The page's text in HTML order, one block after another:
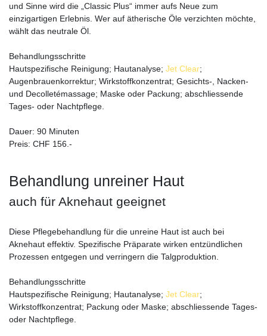
und Sinne wird die „Classic Plus“ immer aufs Neue zum
einzigartigen Erlebnis. Wer auf ätherische Öle verzichten möchte,
wählt das neutrale Öl.
Behandlungsschritte
Hautspezifische Reinigung; Hautanalyse; Jet Clear;
Augenbrauenkorrektur; Wirkstoffkonzentrat; Gesichts-, Nacken-
und Decolletémassage; Maske oder Packung; abschliessende
Tages- oder Nachtpflege.
Dauer: 90 Minuten
Preis: CHF 156.-
Behandlung unreiner Haut
auch für Aknehaut geeignet
Diese Pflegebehandlung für die unreine Haut ist auch bei
Aknehaut effektiv. Spezifische Präparate wirken entzündlichen
Prozessen entgegen und verringern die Talgproduktion.
Behandlungsschritte
Hautspezifische Reinigung; Hautanalyse; Jet Clear;
Wirkstoffkonzentrat; Packung oder Maske; abschliessende Tages-
oder Nachtpflege.